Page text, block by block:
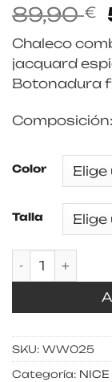
89,90€
Chaleco
jacquard
Botonadura
Color
Talla
Chaleco de
SKU: WW025
Categoría: